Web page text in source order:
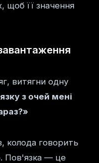
щоб її значення
витягни одну
з очей мені
колода говорить
Пов'язка — це